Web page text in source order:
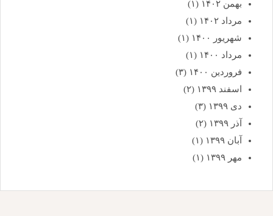
بهمن ۱۴۰۲
(۱)
مرداد ۱۴۰۲
(۱)
شهریور ۱۴۰۰
(۱)
مرداد ۱۴۰۰
(۱)
فروردین ۱۴۰۰
(۳)
اسفند ۱۳۹۹
(۲)
دی ۱۳۹۹
(۳)
آذر ۱۳۹۹
(۲)
آبان ۱۳۹۹
(۱)
مهر ۱۳۹۹
(۱)